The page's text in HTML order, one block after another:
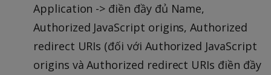
Application -> điền đầy đủ Name,
Authorized JavaScript origins, Authorized
redirect URIs (đối với Authorized JavaScript
origins và Authorized redirect URIs điền đầy